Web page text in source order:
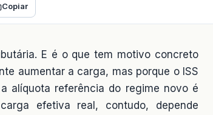
Copiar
E é o que tem motivo concreto
aumentar a carga, mas porque o ISS
alíquota referência do regime novo é
efetiva real, contudo, depende